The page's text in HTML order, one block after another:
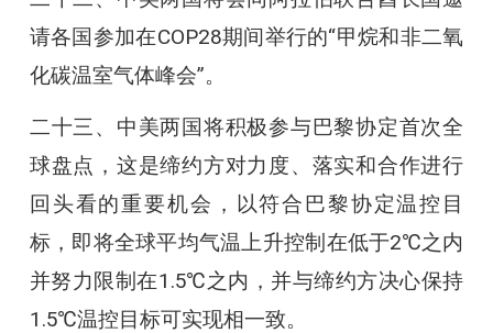
请各国参加在COP28期间举行的“甲烷和非二氧
化碳温室气体峰会”。
二十三、中美两国将积极参与巴黎协定首次全
球盘点，这是缔约方对力度、落实和合作进行
回头看的重要机会，以符合巴黎协定温控目
标，即将全球平均气温上升控制在低于2℃之内
并努力限制在1.5℃之内，并与缔约方决心保持
1.5℃温控目标可实现相一致。